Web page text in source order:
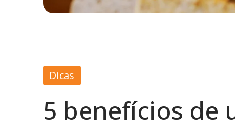
Dicas
5 benefícios de